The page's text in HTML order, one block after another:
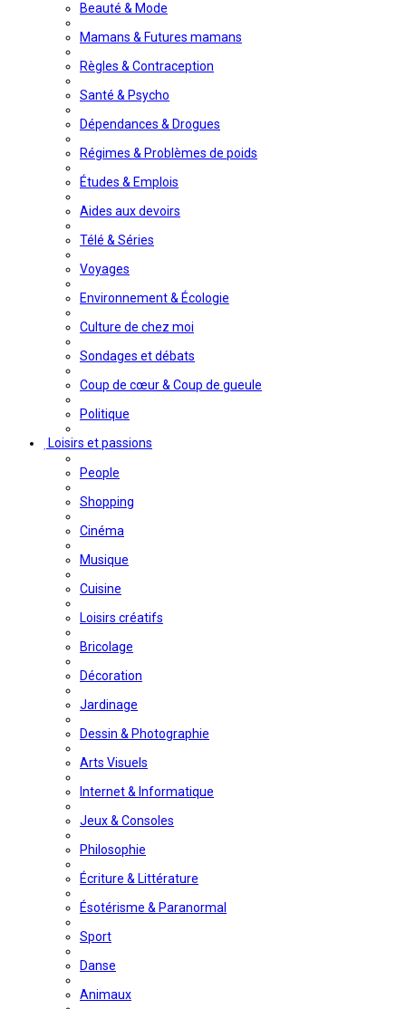
Beauté & Mode
Mamans & Futures mamans
Règles & Contraception
Santé & Psycho
Dépendances & Drogues
Régimes & Problèmes de poids
Études & Emplois
Aides aux devoirs
Télé & Séries
Voyages
Environnement & Écologie
Culture de chez moi
Sondages et débats
Coup de cœur & Coup de gueule
Politique
Loisirs et passions
People
Shopping
Cinéma
Musique
Cuisine
Loisirs créatifs
Bricolage
Décoration
Jardinage
Dessin & Photographie
Arts Visuels
Internet & Informatique
Jeux & Consoles
Philosophie
Écriture & Littérature
Ésotérisme & Paranormal
Sport
Danse
Animaux